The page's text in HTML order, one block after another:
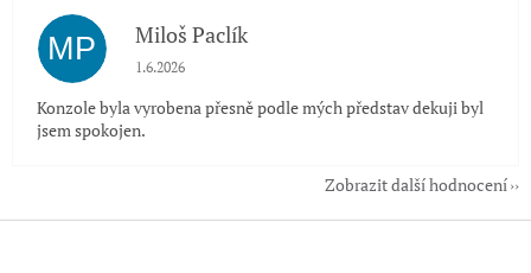
MP Miloš Paclík
Hodnocení obchodu je 5 z 5 hvězdiček.
1.6.2026
Konzole byla vyrobena přesně podle mých představ dekuji byl
jsem spokojen.
Zobrazit další hodnocení
Z